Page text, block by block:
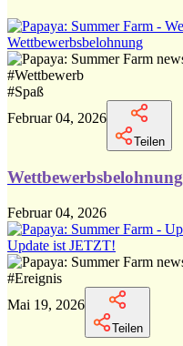
Wettbewerbsbelohnung
#Wettbewerb
#Spaß
Februar 04, 2026
Teilen
Wettbewerbsbelohnung
Februar 04, 2026
Update ist JETZT!
#Ereignis
Mai 19, 2026
Teilen